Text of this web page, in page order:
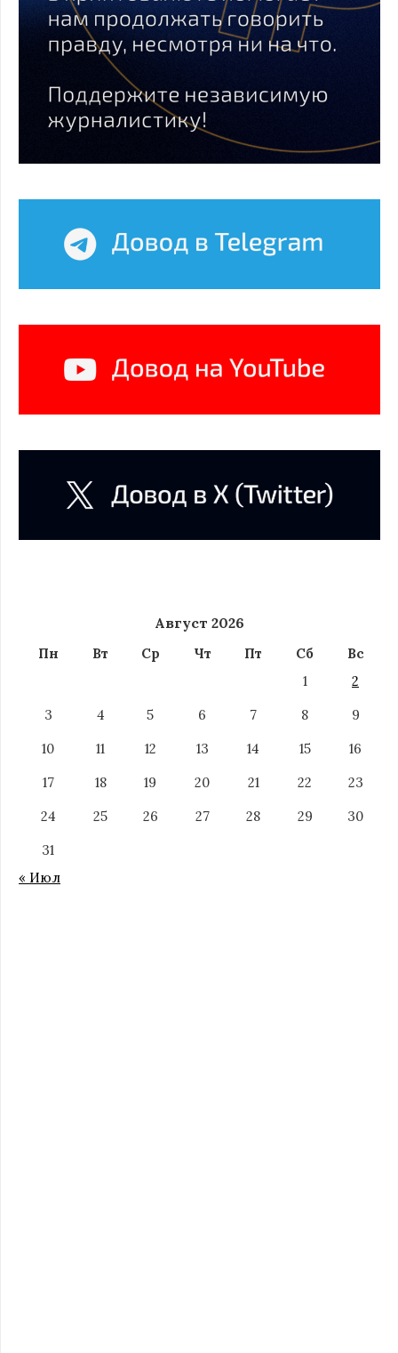
Август 2026
Пн Вт Ср Чт Пт Сб
Вс
1
2
3
4 5 6 7 8
9
10
11 12 13 14 15
16
17
18 19 20 21 22
23
24
25 26 27 28 29
30
31
« Июл